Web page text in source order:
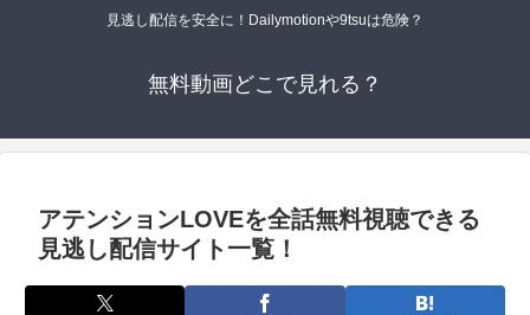
見逃し配信を安全に！Dailymotionや9tsuは危険？
無料動画どこで見れる？
アテンションLOVEを全話無料視聴できる
見逃し配信サイト一覧！